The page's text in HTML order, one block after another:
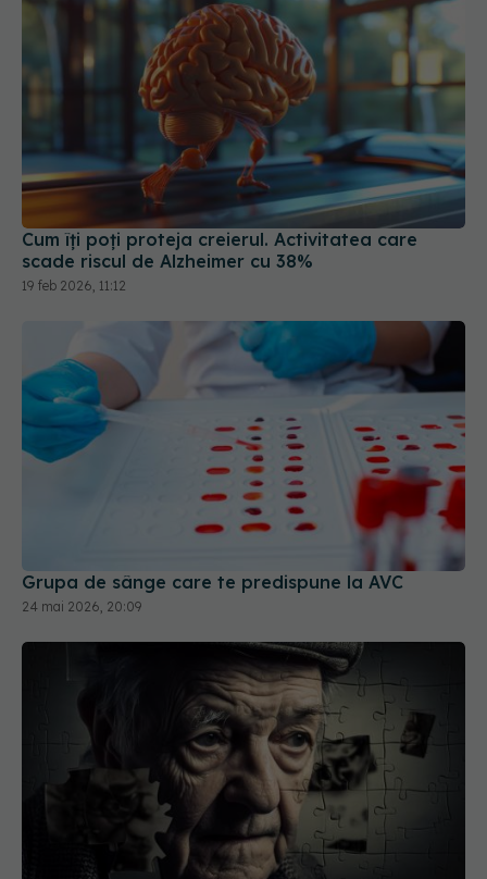
Cum îți poți proteja creierul. Activitatea care
scade riscul de Alzheimer cu 38%
19 feb 2026, 11:12
Grupa de sânge care te predispune la AVC
24 mai 2026, 20:09